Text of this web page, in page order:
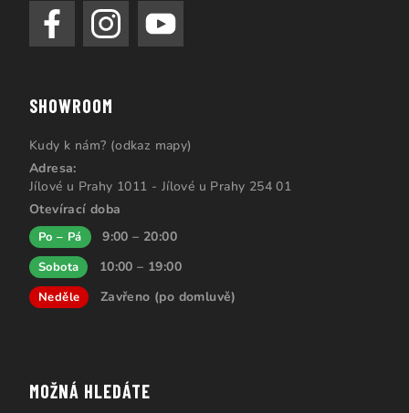
SHOWROOM
Kudy k nám? (odkaz mapy)
Adresa:
Jílové u Prahy 1011 - Jílové u Prahy 254 01
Otevírací doba
Po – Pá 9:00 – 20:00
Sobota 10:00 – 19:00
Neděle Zavřeno (po domluvě)
MOŽNÁ HLEDÁTE